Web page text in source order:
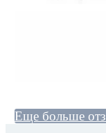
Еще больше